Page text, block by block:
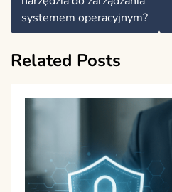
systemem operacyjnym?
Related Posts